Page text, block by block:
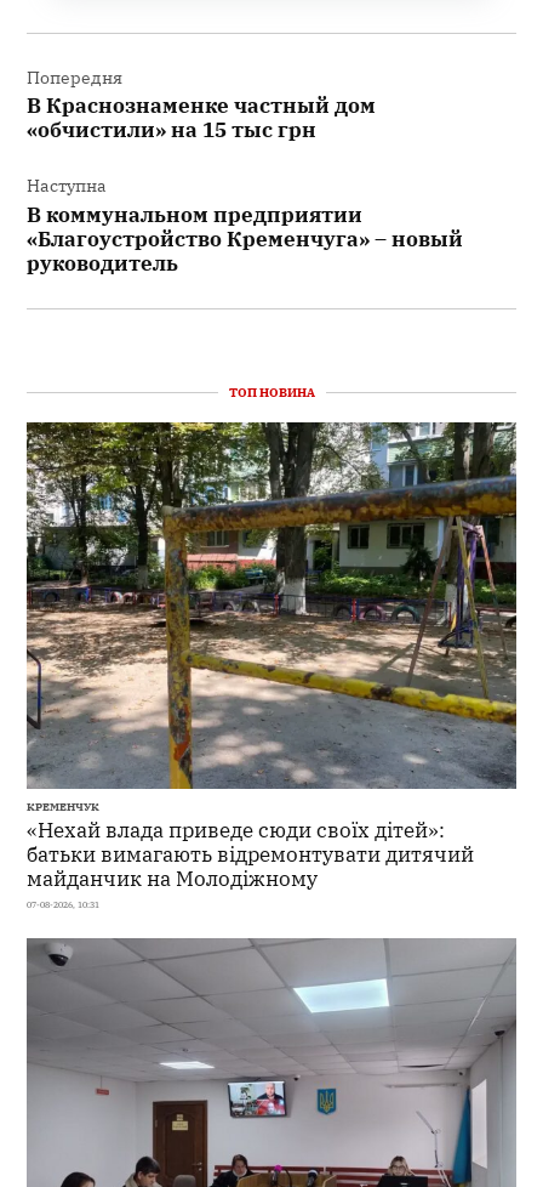
записів
Попередня
В Краснознаменке частный дом
«обчистили» на 15 тыс грн
Наступна
В коммунальном предприятии
«Благоустройство Кременчуга» – новый
руководитель
ТОП НОВИНА
КРЕМЕНЧУК
«Нехай влада приведе сюди своїх дітей»:
батьки вимагають відремонтувати дитячий
майданчик на Молодіжному
07-08-2026, 10:31